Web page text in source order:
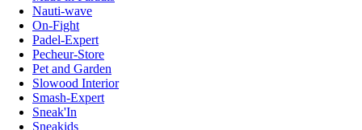
Nauti-wave
On-Fight
Padel-Expert
Pecheur-Store
Pet and Garden
Slowood Interior
Smash-Expert
Sneak'In
Sneakids